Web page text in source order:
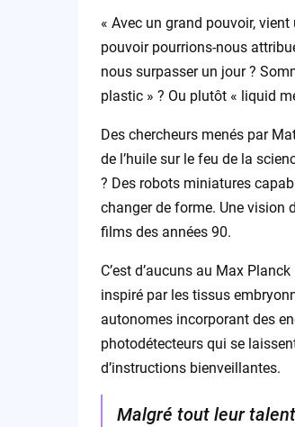
« Avec un grand pouvoir,
pouvoir pourrions-nous
nous surpasser un jour ?
plastic » ? Ou plutôt « liquid
Des chercheurs menés par
de l’huile sur le feu de la
? Des robots miniatures
changer de forme. Une vision
films des années 90.
C’est d’aucuns au Max
inspiré par les tissus
autonomes incorporant des
photodétecteurs qui se
d’instructions bienveillantes.
Malgré tout leur